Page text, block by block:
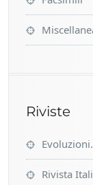
Riviste
Rivista